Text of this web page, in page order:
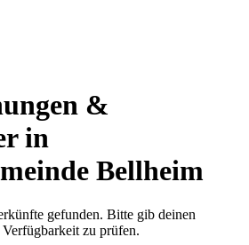
&
in
Bellheim
gefunden. Bitte gib deinen
zu prüfen.